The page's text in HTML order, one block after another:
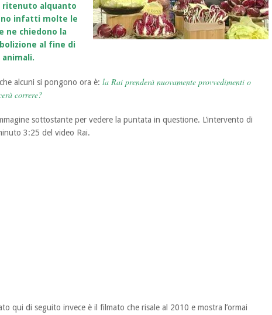
ritenuto alquanto
infatti molte le
ne chiedono la
al fine di
alcuni si pongono ora è: la Rai prenderà nuovamente provvedimenti o
correre?
sottostante per vedere la puntata in questione. L’intervento di
3:25 del video Rai.
qui di seguito invece è il filmato che risale al 2010 e mostra l’ormai